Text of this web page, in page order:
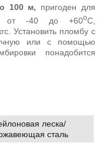
100 м, пригоден для
от -40 до +60оС,
Установить пломбу с
или с помощью
понадобится
леска/
сталь